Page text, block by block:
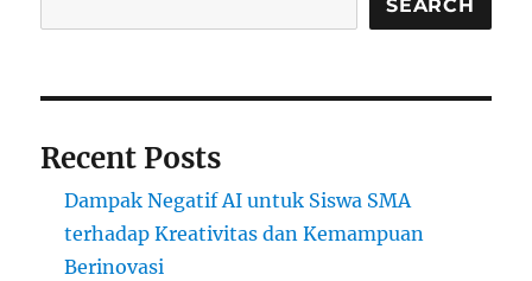
SEARCH
Recent Posts
Dampak Negatif AI untuk Siswa SMA
terhadap Kreativitas dan Kemampuan
Berinovasi